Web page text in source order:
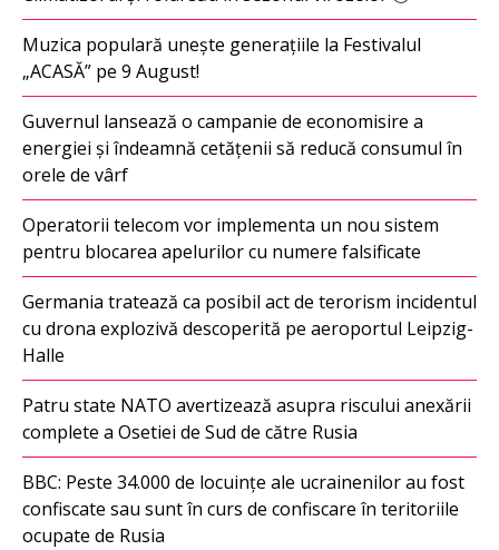
Muzica populară unește generațiile la Festivalul
„ACASĂ” pe 9 August!
Guvernul lansează o campanie de economisire a
energiei și îndeamnă cetățenii să reducă consumul în
orele de vârf
Operatorii telecom vor implementa un nou sistem
pentru blocarea apelurilor cu numere falsificate
Germania tratează ca posibil act de terorism incidentul
cu drona explozivă descoperită pe aeroportul Leipzig-
Halle
Patru state NATO avertizează asupra riscului anexării
complete a Osetiei de Sud de către Rusia
BBC: Peste 34.000 de locuințe ale ucrainenilor au fost
confiscate sau sunt în curs de confiscare în teritoriile
ocupate de Rusia